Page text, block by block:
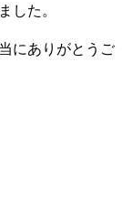
した。
にありがとうご